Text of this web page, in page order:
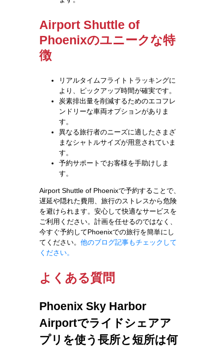
Airport Shuttle of
Phoenixのユニークな特
徴
リアルタイムフライトトラッキングに
より、ピックアップ時間が確実です。
炭素排出量を削減するためのエコフレ
ンドリーな車両オプションがありま
す。
異なる旅行者のニーズに適したさまざ
まなシャトルサイズが用意されていま
す。
予約サポートでお客様を手助けしま
す。
Airport Shuttle of Phoenixで予約することで、
遅延や隠れた費用、旅行のストレスから危険
を避けられます。安心して快適なサービスを
ご利用ください。計画を任せるのではなく、
今すぐ予約してPhoenixでの旅行を簡単にし
てください。 他のブログ記事もチェックして
ください。
よくある質問
Phoenix Sky Harbor
Airportでライドシェアア
プリを使う長所と短所は何